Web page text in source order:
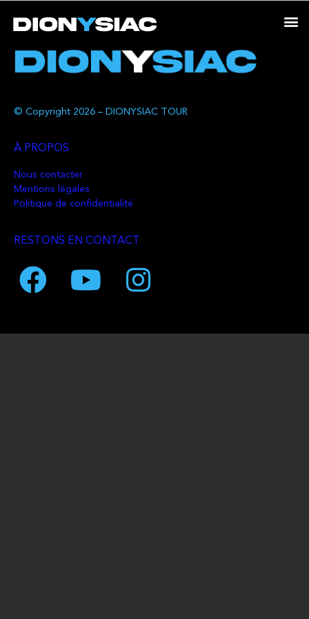
© Copyright 2026 – DIONYSIAC TOUR
À PROPOS
Nous contacter
Mentions légales
Politique de confidentialité
RESTONS EN CONTACT